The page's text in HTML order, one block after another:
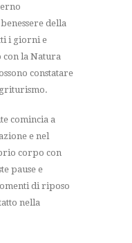
della
i giorni e
la Natura
constatare
comincia a
e nel
corpo con
pause e
di riposo
nella